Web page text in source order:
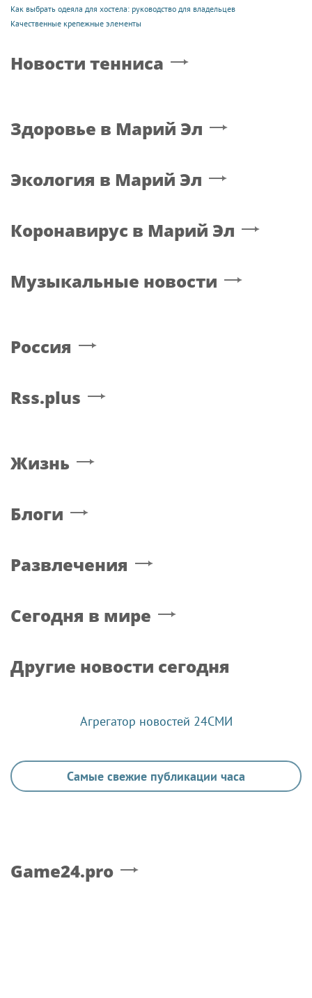
Как выбрать одеяла для хостела: руководство для владельцев
Качественные крепежные элементы
Новости тенниса
Здоровье в Марий Эл
Экология в Марий Эл
Коронавирус в Марий Эл
Музыкальные новости
Россия
Rss.plus
Жизнь
Блоги
Развлечения
Сегодня в мире
Другие новости сегодня
Агрегатор новостей 24СМИ
Самые свежие публикации часа
Game24.pro